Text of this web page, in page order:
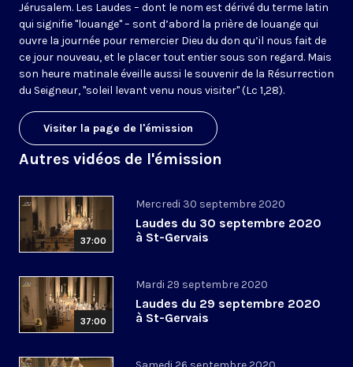
Jérusalem. Les Laudes – dont le nom est dérivé du terme latin
qui signifie "louange" – sont d’abord la prière de louange qui
ouvre la journée pour remercier Dieu du don qu’il nous fait de
ce jour nouveau, et le placer tout entier sous son regard. Mais
son heure matinale éveille aussi le souvenir de la Résurrection
du Seigneur, "soleil levant venu nous visiter" (Lc 1,28).
Visiter la page de l'émission
Autres vidéos de l'émission
37:00
Mercredi 30 septembre 2020
Laudes du 30 septembre 2020
à St-Gervais
37:00
Mardi 29 septembre 2020
Laudes du 29 septembre 2020
à St-Gervais